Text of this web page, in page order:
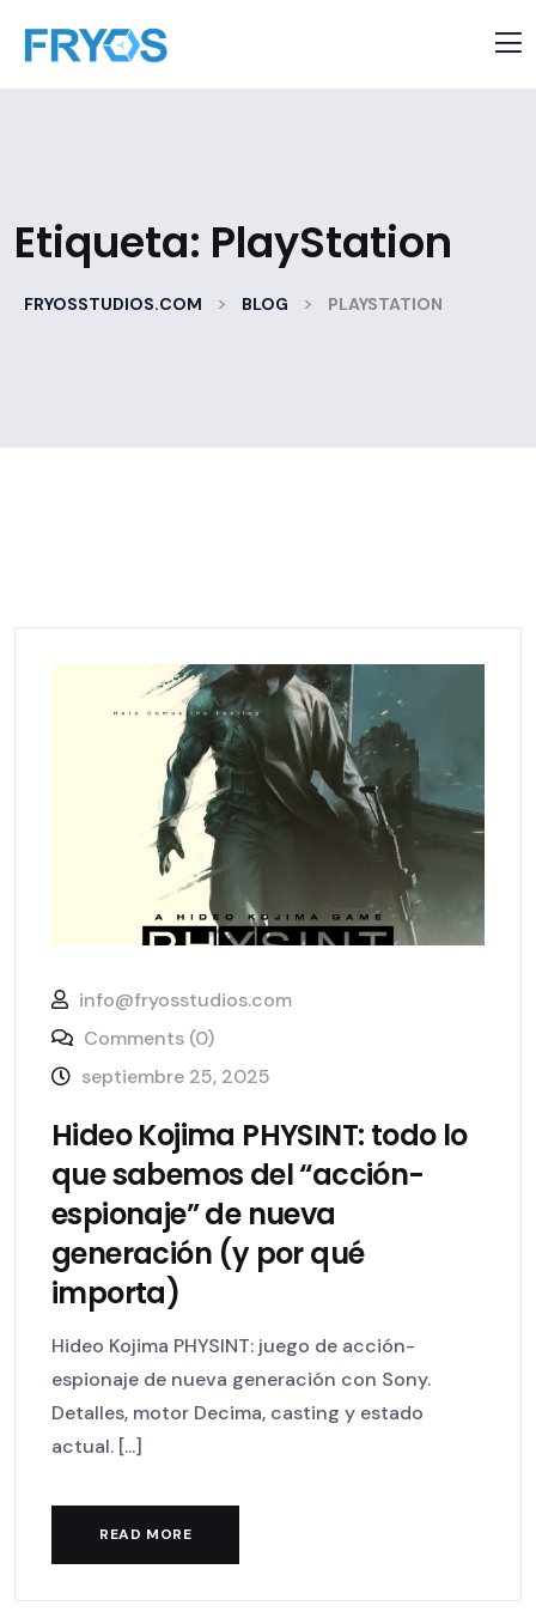
Etiqueta: PlayStation
FRYOSSTUDIOS.COM > BLOG > PLAYSTATION
info@fryosstudios.com
Comments (0)
septiembre 25, 2025
Hideo Kojima PHYSINT: todo lo
que sabemos del “acción-
espionaje” de nueva
generación (y por qué
importa)
Hideo Kojima PHYSINT: juego de acción-
espionaje de nueva generación con Sony.
Detalles, motor Decima, casting y estado
actual. [...]
READ MORE